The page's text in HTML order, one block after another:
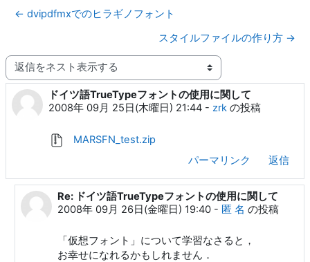
← dvipdfmxでのヒラギノフォント
スタイルファイルの作り方 →
表示モード
ドイツ語TrueTypeフォントの使用に関して
2008年 09月 25日(木曜日) 21:44 - zrk の投稿
返信数: 7
MARSFN_test.zip
パーマリンク
返信
zrk への返信
Re: ドイツ語TrueTypeフォントの使用に関して
2008年 09月 26日(金曜日) 19:40- 匿 名 の投稿
「仮想フォント」について学習なさると，
お幸せになれるかもしれません．